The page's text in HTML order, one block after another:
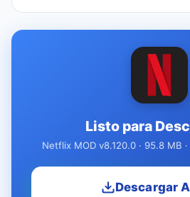
Listo para
Netflix MOD v8.120.0 · 95.8 MB
Descargar